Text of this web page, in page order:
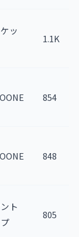
ッ
1.1K
854
848
ト
805